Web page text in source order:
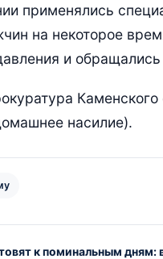
применялись
на некоторое
и
насилие).
к поминальным дням: